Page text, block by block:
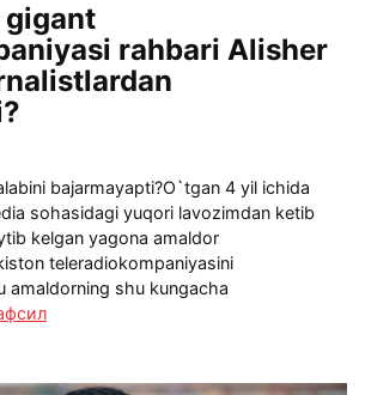
gigant
rahbari Alisher
bajarmayapti?O`tgan 4 yil ichida
sohasidagi yuqori lavozimdan ketib
kelgan yagona amaldor
teleradiokompaniyasini
amaldorning shu kungacha